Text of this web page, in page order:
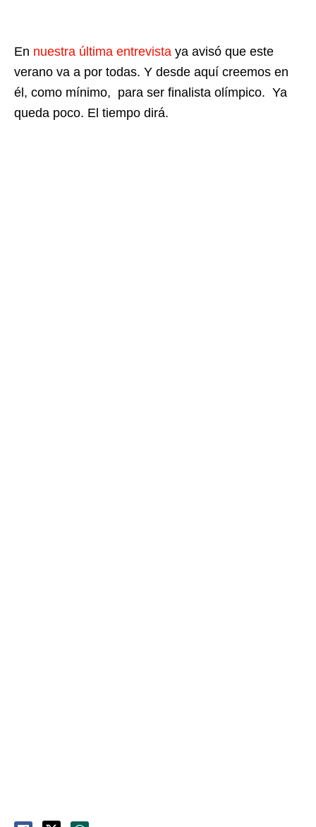
En nuestra última entrevista ya avisó que este
verano va a por todas. Y desde aquí creemos en
él, como mínimo, para ser finalista olímpico. Ya
queda poco. El tiempo dirá.